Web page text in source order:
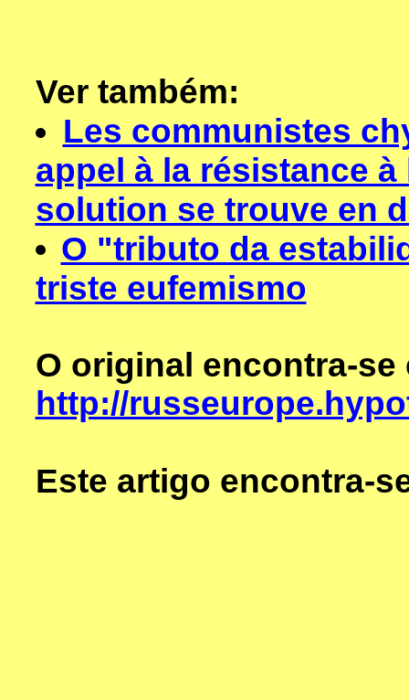
Ver também:
Les communistes
appel à la résistance
solution se trouve en
O "tributo da
triste eufemismo
O original encontra-se
http://
Este artigo encontra-